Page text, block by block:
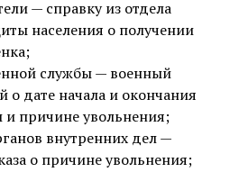
— справку из отдела
населения о получении
службы — военный
о дате начала и окончания
и причине увольнения;
внутренних дел —
о причине увольнения;